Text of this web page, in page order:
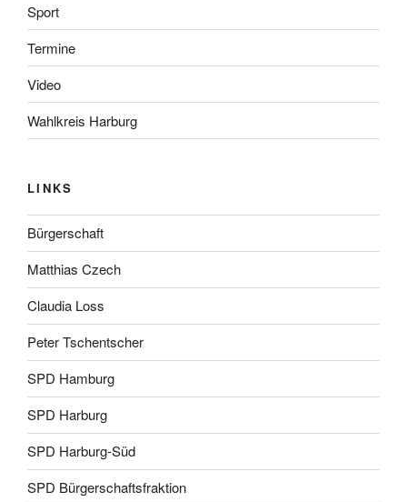
Sport
Termine
Video
Wahlkreis Harburg
LINKS
Bürgerschaft
Matthias Czech
Claudia Loss
Peter Tschentscher
SPD Hamburg
SPD Harburg
SPD Harburg-Süd
SPD Bürgerschaftsfraktion